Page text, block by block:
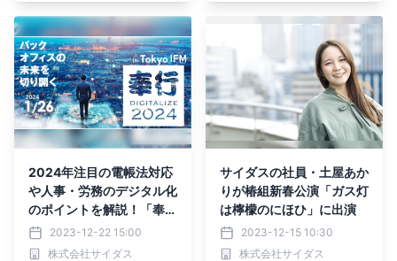
2024年注目の電帳法対応
や人事・労務のデジタル化
のポイントを解説！「奉行
DIGITALIZE 2024 in TOK
YO IFM」 1月26日(金)開
2023-12-22 15:00
株式会社サイダス
サイダスの社員・土屋あか
りが椿組新春公演「ガス灯
は檸檬のにほひ」に出演
2023-12-15 10:30
株式会社サイダス